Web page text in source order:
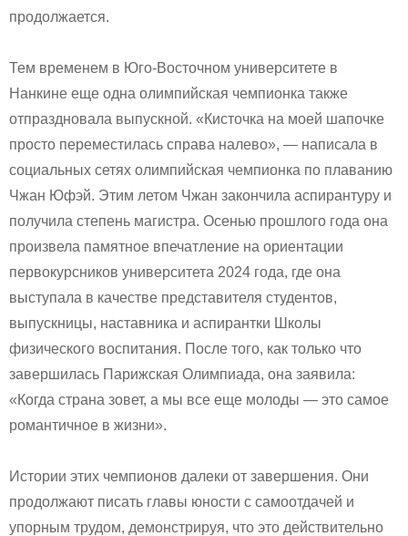
продолжается.
Тем временем в Юго-Восточном университете в
Нанкине еще одна олимпийская чемпионка также
отпраздновала выпускной. «Кисточка на моей шапочке
просто переместилась справа налево», — написала в
социальных сетях олимпийская чемпионка по плаванию
Чжан Юфэй. Этим летом Чжан закончила аспирантуру и
получила степень магистра. Осенью прошлого года она
произвела памятное впечатление на ориентации
первокурсников университета 2024 года, где она
выступала в качестве представителя студентов,
выпускницы, наставника и аспирантки Школы
физического воспитания. После того, как только что
завершилась Парижская Олимпиада, она заявила:
«Когда страна зовет, а мы все еще молоды — это самое
романтичное в жизни».
Истории этих чемпионов далеки от завершения. Они
продолжают писать главы юности с самоотдачей и
упорным трудом, демонстрируя, что это действительно